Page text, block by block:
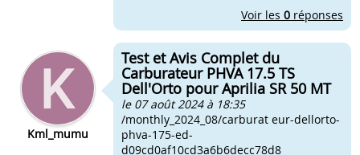
Voir les 0 réponses
Kml_mumu
Test et Avis Complet du
Carburateur PHVA 17.5 TS
Dell'Orto pour Aprilia SR 50 MT
le 07 août 2024 à 18:35
/monthly_2024_08/carburat eur-dellorto-
phva-175-ed-
d09cd0af10cd3a6b6decc78d8